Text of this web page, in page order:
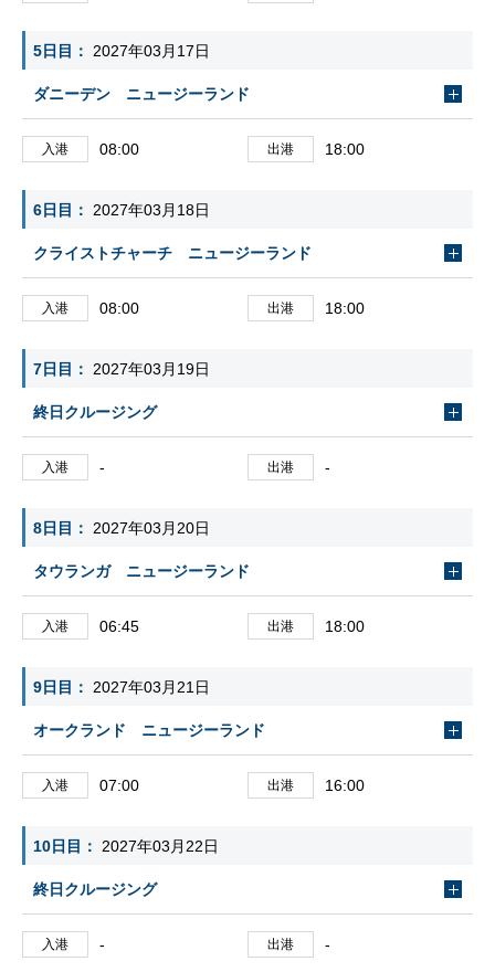
5日目 2027年03月17日
ダニーデン ニュージーランド
入港 08:00 出港 18:00
6日目 2027年03月18日
クライストチャーチ ニュージーランド
入港 08:00 出港 18:00
7日目 2027年03月19日
終日クルージング
入港 - 出港 -
8日目 2027年03月20日
タウランガ ニュージーランド
入港 06:45 出港 18:00
9日目 2027年03月21日
オークランド ニュージーランド
入港 07:00 出港 16:00
10日目 2027年03月22日
終日クルージング
入港 - 出港 -